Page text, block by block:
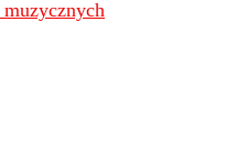
muzycznych